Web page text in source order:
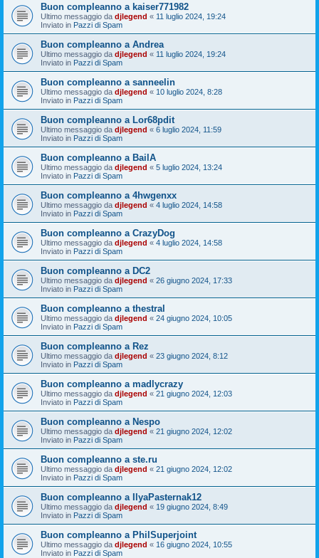
Buon compleanno a kaiser771982
Ultimo messaggio da djlegend « 11 luglio 2024, 19:24
Inviato in Pazzi di Spam
Buon compleanno a Andrea
Ultimo messaggio da djlegend « 11 luglio 2024, 19:24
Inviato in Pazzi di Spam
Buon compleanno a sanneelin
Ultimo messaggio da djlegend « 10 luglio 2024, 8:28
Inviato in Pazzi di Spam
Buon compleanno a Lor68pdit
Ultimo messaggio da djlegend « 6 luglio 2024, 11:59
Inviato in Pazzi di Spam
Buon compleanno a BailA
Ultimo messaggio da djlegend « 5 luglio 2024, 13:24
Inviato in Pazzi di Spam
Buon compleanno a 4hwgenxx
Ultimo messaggio da djlegend « 4 luglio 2024, 14:58
Inviato in Pazzi di Spam
Buon compleanno a CrazyDog
Ultimo messaggio da djlegend « 4 luglio 2024, 14:58
Inviato in Pazzi di Spam
Buon compleanno a DC2
Ultimo messaggio da djlegend « 26 giugno 2024, 17:33
Inviato in Pazzi di Spam
Buon compleanno a thestral
Ultimo messaggio da djlegend « 24 giugno 2024, 10:05
Inviato in Pazzi di Spam
Buon compleanno a Rez
Ultimo messaggio da djlegend « 23 giugno 2024, 8:12
Inviato in Pazzi di Spam
Buon compleanno a madlycrazy
Ultimo messaggio da djlegend « 21 giugno 2024, 12:03
Inviato in Pazzi di Spam
Buon compleanno a Nespo
Ultimo messaggio da djlegend « 21 giugno 2024, 12:02
Inviato in Pazzi di Spam
Buon compleanno a ste.ru
Ultimo messaggio da djlegend « 21 giugno 2024, 12:02
Inviato in Pazzi di Spam
Buon compleanno a IlyaPasternak12
Ultimo messaggio da djlegend « 19 giugno 2024, 8:49
Inviato in Pazzi di Spam
Buon compleanno a PhilSuperjoint
Ultimo messaggio da djlegend « 16 giugno 2024, 10:55
Inviato in Pazzi di Spam